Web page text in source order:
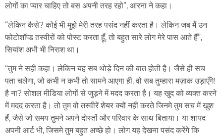
लोगों का प्यार चाहिए तो बस अपनी तरह रहो”, आरना ने कहा।
“लेकिन कैसे? कोई भी मुझे मेरी तरह पसंद नहीं करता है। लेकिन जब मैं उन
फोटोशॉप्ड तस्वीरों को पोस्ट करता हूँ, तो बहुत सारे लोग मेरे पास आते हैं”,
सियांश अभी भी निराश था।
“तुम ने सही कहा। लेकिन यह सब थोड़े दिन की बात होती है। जैसे ही सच
पता चलेगा, जो कभी न कभी तो सामने आएगा ही, वो सब तुम्हारा मज़ाक उड़ाएँगे!
है ना? सोशल मीडिया लोगों से जुड़ने में मदद करता है। यह खुद को व्यक्त करने
में मदद करता है। तो तुम वो तस्वीरें शेयर क्यों नहीं करते जिनमे तुम सच में खुश
हैं, जैसे जो समय तुमने अपने दोस्तों और परिवार के साथ बिताया। या शायद
अपनी आर्ट भी, जिसमे तुम बहुत अच्छे हो। लोग यह देखना पसंद करेंगे कि